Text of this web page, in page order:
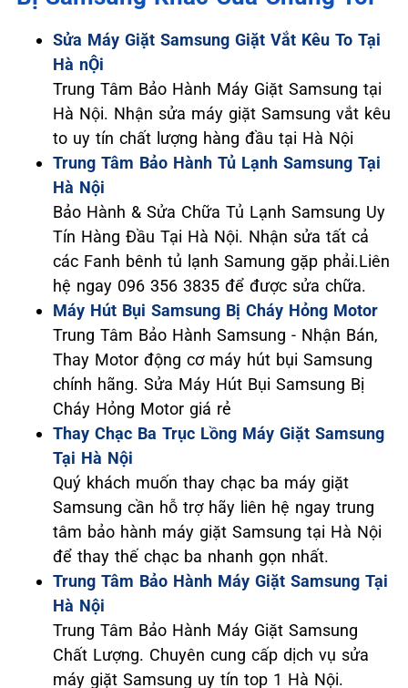
Sửa Máy Giặt Samsung Giặt Vắt Kêu To Tại
Hà nỘi
Trung Tâm Bảo Hành Máy Giặt Samsung tại
Hà Nội. Nhận sửa máy giặt Samsung vắt kêu
to uy tín chất lượng hàng đầu tại Hà Nội
Trung Tâm Bảo Hành Tủ Lạnh Samsung Tại
Hà Nội
Bảo Hành & Sửa Chữa Tủ Lạnh Samsung Uy
Tín Hàng Đầu Tại Hà Nội. Nhận sửa tất cả
các Fanh bênh tủ lạnh Samung gặp phải.Liên
hệ ngay 096 356 3835 để được sửa chữa.
Máy Hút Bụi Samsung Bị Cháy Hỏng Motor
Trung Tâm Bảo Hành Samsung - Nhận Bán,
Thay Motor động cơ máy hút bụi Samsung
chính hãng. Sửa Máy Hút Bụi Samsung Bị
Cháy Hỏng Motor giá rẻ
Thay Chạc Ba Trục Lồng Máy Giặt Samsung
Tại Hà Nội
Quý khách muốn thay chạc ba máy giặt
Samsung cần hỗ trợ hãy liên hệ ngay trung
tâm bảo hành máy giặt Samsung tại Hà Nội
để thay thế chạc ba nhanh gọn nhất.
Trung Tâm Bảo Hành Máy Giặt Samsung Tại
Hà Nội
Trung Tâm Bảo Hành Máy Giặt Samsung
Chất Lượng. Chuyên cung cấp dịch vụ sửa
máy giặt Samsung uy tín top 1 Hà Nội.